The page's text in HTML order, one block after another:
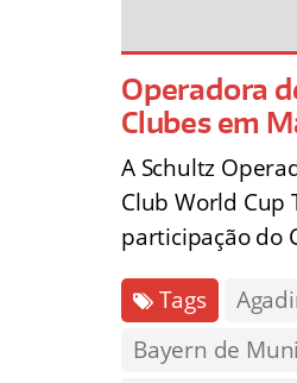
Operadora
Clubes em
A Schultz
Club World Cup
participação do
Tags
Bayern de